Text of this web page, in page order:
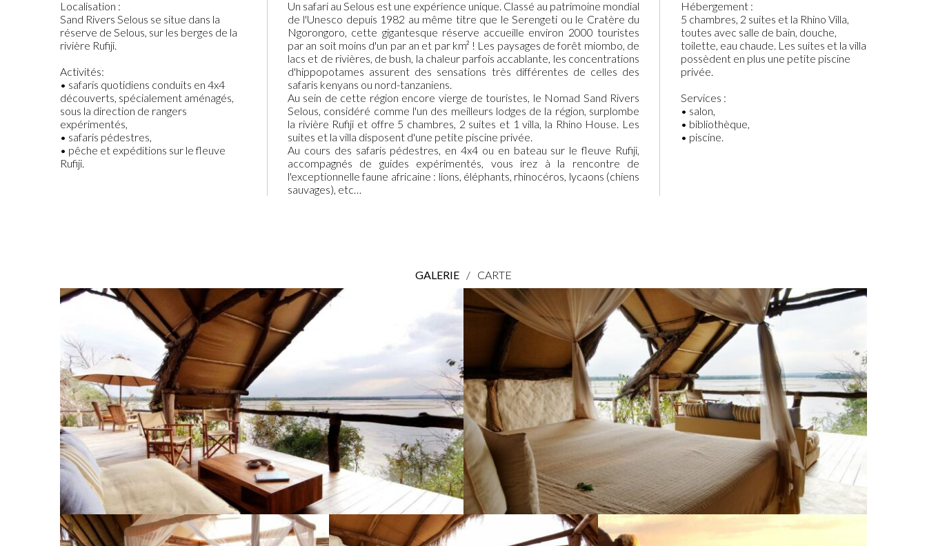
Localisation :
Sand Rivers Selous se situe dans la
réserve de Selous, sur les berges de la
rivière Rufiji.
Activités:
• safaris quotidiens conduits en 4x4
découverts, spécialement aménagés,
sous la direction de rangers
expérimentés,
• safaris pédestres,
• pêche et expéditions sur le fleuve
Rufiji.
Un safari au Selous est une expérience unique. Classé au patrimoine mondial
de l'Unesco depuis 1982 au même titre que le Serengeti ou le Cratère du
Ngorongoro, cette gigantesque réserve accueille environ 2000 touristes
par an soit moins d'un par an et par km² ! Les paysages de forêt miombo, de
lacs et de rivières, de bush, la chaleur parfois accablante, les concentrations
d'hippopotames assurent des sensations très différentes de celles des
safaris kenyans ou nord-tanzaniens.
Au sein de cette région encore vierge de touristes, le Nomad Sand Rivers
Selous, considéré comme l'un des meilleurs lodges de la région, surplombe
la rivière Rufiji et offre 5 chambres, 2 suites et 1 villa, la Rhino House. Les
suites et la villa disposent d'une petite piscine privée.
Au cours des safaris pédestres, en 4x4 ou en bateau sur le fleuve Rufiji,
accompagnés de guides expérimentés, vous irez à la rencontre de
l'exceptionnelle faune africaine : lions, éléphants, rhinocéros, lycaons (chiens
sauvages), etc…
Hébergement :
5 chambres, 2 suites et la Rhino Villa,
toutes avec salle de bain, douche,
toilette, eau chaude. Les suites et la villa
possèdent en plus une petite piscine
privée.
Services :
• salon,
• bibliothèque,
• piscine.
GALERIE / CARTE